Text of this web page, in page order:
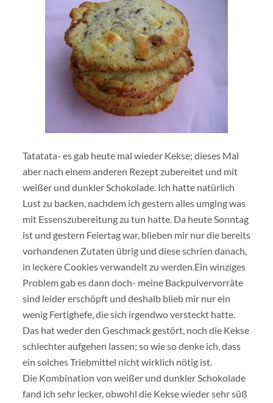
Tatatata- es gab heute mal wieder Kekse; dieses Mal
aber nach einem anderen Rezept zubereitet und mit
weißer und dunkler Schokolade. Ich hatte natürlich
Lust zu backen, nachdem ich gestern alles umging was
mit Essenszubereitung zu tun hatte. Da heute Sonntag
ist und gestern Feiertag war, blieben mir nur die bereits
vorhandenen Zutaten übrig und diese schrien danach,
in leckere Cookies verwandelt zu werden.Ein winziges
Problem gab es dann doch- meine Backpulvervorräte
sind leider erschöpft und deshalb blieb mir nur ein
wenig Fertighefe, die sich irgendwo versteckt hatte.
Das hat weder den Geschmack gestört, noch die Kekse
schlechter aufgehen lassen; so wie so denke ich, dass
ein solches Triebmittel nicht wirklich nötig ist.
Die Kombination von weißer und dunkler Schokolade
fand ich sehr lecker, obwohl die Kekse wieder sehr süß